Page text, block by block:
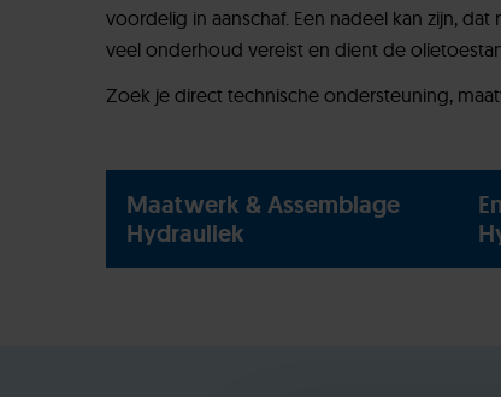
voordelig in aanschaf. Een nadeel kan zijn,
veel onderhoud vereist en dient de
Zoek je direct technische ondersteuning,
Maatwerk & Assemblage
Hydrauliek